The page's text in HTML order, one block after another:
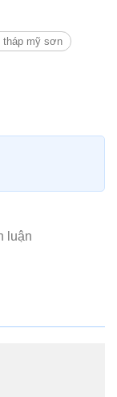
tháp mỹ sơn